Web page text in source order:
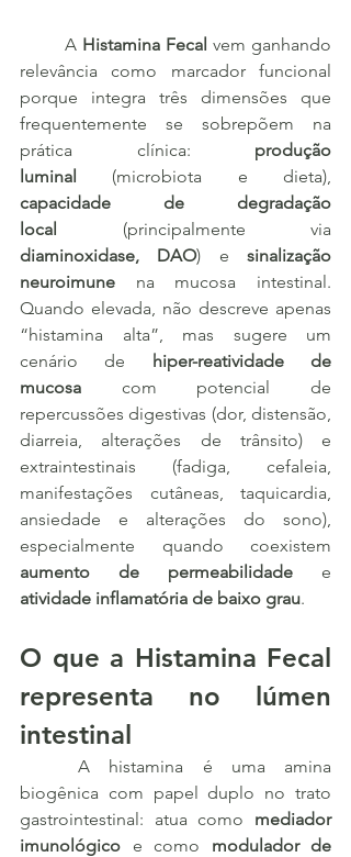
	A
Histamina Fecal vem ganhando
relevância como marcador funcional
porque integra três dimensões que
frequentemente se sobrepõem na
prática clínica: produção
luminal
capacidade de degradação
local
diaminoxidase, DAO) e sinalização
neuroimune na mucosa intestinal.
Quando elevada, não descreve apenas
“histamina alta”, mas sugere um
cenário de hiper-reatividade de
mucosa com potencial de
repercussões digestivas (dor, distensão,
diarreia, alterações de trânsito) e
extraintestinais (fadiga, cefaleia,
manifestações cutâneas, taquicardia,
ansiedade e alterações do sono),
aumento de permeabilidade
atividade inflamatória de baixo grau.
O que a Histamina Fecal
representa no lúmen
intestinal
	A histamina é uma amina
biogênica com papel duplo no trato
gastrointestinal: atua como mediador
imunológico e como modulador de